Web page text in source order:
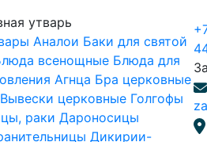
утварь
Аналои Баки для святой
всенощные Блюда для
Агнца Бра церковные
Вывески церковные Голгофы
раки Дароносицы
Дикирии-